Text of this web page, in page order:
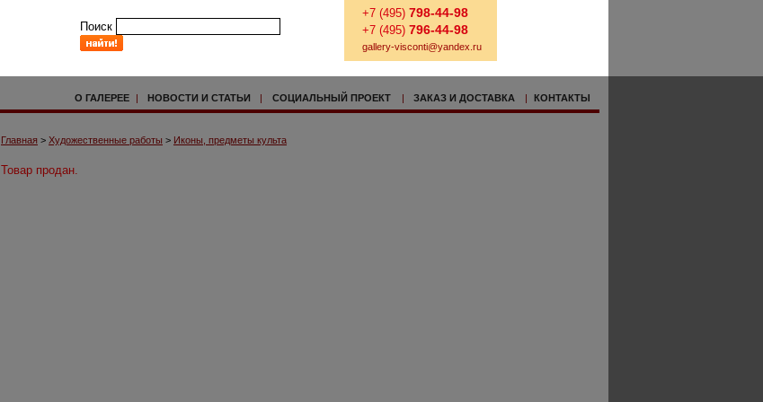
Поиск
+7 (495) 798-44-98
+7 (495) 796-44-98
gallery-visconti@yandex.ru
О ГАЛЕРЕЕ | НОВОСТИ И СТАТЬИ | СОЦИАЛЬНЫЙ ПРОЕКТ | ЗАКАЗ И ДОСТАВКА | КОНТАКТЫ
Главная > Художественные работы > Иконы, предметы культа
Товар продан.